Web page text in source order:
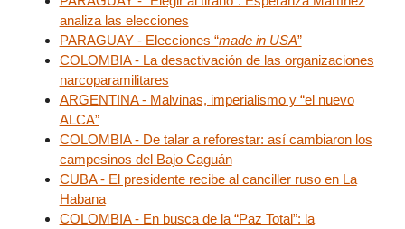
analiza las elecciones
PARAGUAY - Elecciones “made in USA”
COLOMBIA - La desactivación de las organizaciones
narcoparamilitares
ARGENTINA - Malvinas, imperialismo y “el nuevo
ALCA”
COLOMBIA - De talar a reforestar: así cambiaron los
campesinos del Bajo Caguán
CUBA - El presidente recibe al canciller ruso en La
Habana
COLOMBIA - En busca de la “Paz Total”: la